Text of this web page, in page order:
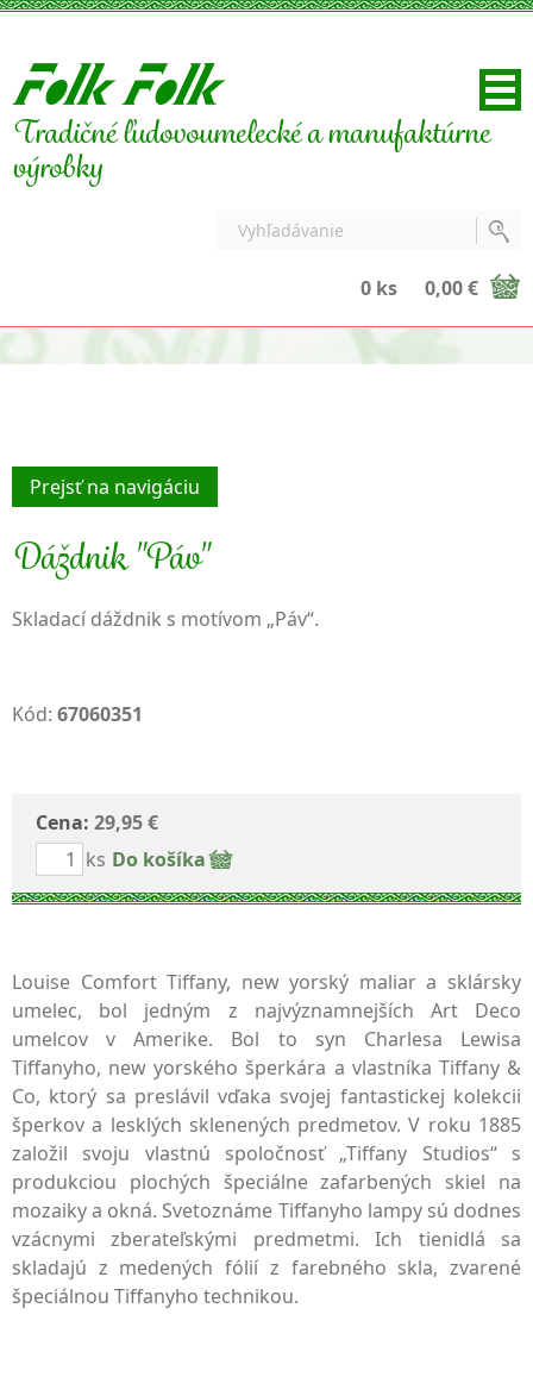
Tradičné ľudovoumelecké a manufaktúrne
výrobky
0 ks 0,00 €
Prejsť na navigáciu
Dáždnik "Páv"
Skladací dáždnik s motívom „Páv“.
Kód: 67060351
Cena: 29,95 €
ks Do košíka
Louise Comfort Tiffany, new yorský maliar a sklársky
umelec, bol jedným z najvýznamnejších Art Deco
umelcov v Amerike. Bol to syn Charlesa Lewisa
Tiffanyho, new yorského šperkára a vlastníka Tiffany &
Co, ktorý sa preslávil vďaka svojej fantastickej kolekcii
šperkov a lesklých sklenených predmetov. V roku 1885
založil svoju vlastnú spoločnosť „Tiffany Studios“ s
produkciou plochých špeciálne zafarbených skiel na
mozaiky a okná. Svetoznáme Tiffanyho lampy sú dodnes
vzácnymi zberateľskými predmetmi. Ich tienidlá sa
skladajú z medených fólií z farebného skla, zvarené
špeciálnou Tiffanyho technikou.